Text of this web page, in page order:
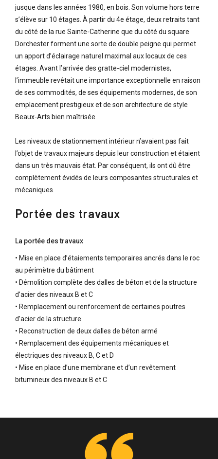
jusque dans les années 1980, en bois. Son volume hors terre
s’élève sur 10 étages. À partir du 4e étage, deux retraits tant
du côté de la rue Sainte-Catherine que du côté du square
Dorchester forment une sorte de double peigne qui permet
un apport d’éclairage naturel maximal aux locaux de ces
étages. Avant l’arrivée des gratte-ciel modernistes,
l’immeuble revêtait une importance exceptionnelle en raison
de ses commodités, de ses équipements modernes, de son
emplacement prestigieux et de son architecture de style
Beaux-Arts bien maîtrisée.
Les niveaux de stationnement intérieur n’avaient pas fait
l’objet de travaux majeurs depuis leur construction et étaient
dans un très mauvais état. Par conséquent, ils ont dû être
complètement évidés de leurs composantes structurales et
mécaniques.
Portée des travaux
La portée des travaux
• Mise en place d’étaiements temporaires ancrés dans le roc
au périmètre du bâtiment
• Démolition complète des dalles de béton et de la structure
d’acier des niveaux B et C
• Remplacement ou renforcement de certaines poutres
d’acier de la structure
• Reconstruction de deux dalles de béton armé
• Remplacement des équipements mécaniques et
électriques des niveaux B, C et D
• Mise en place d’une membrane et d’un revêtement
bitumineux des niveaux B et C